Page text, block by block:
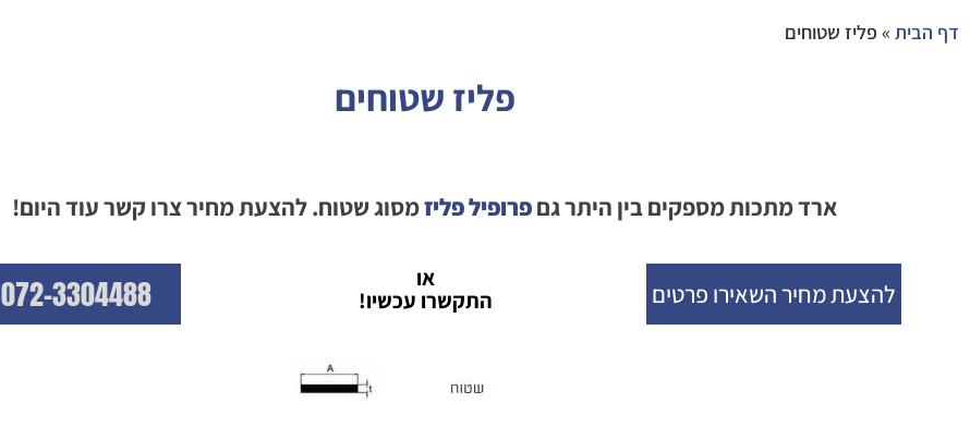
דף הבית » פליז שטוחים
פליז שטוחים
ארד מתכות מספקים בין היתר גםפרופיל פליזמסוג שטוח. להצעת מחיר צרו קשר עוד היום!
להצעת מחיר השאירו פרטים
או
התקשרו עכשיו!
072-3304488